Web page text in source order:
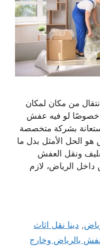
من مكان لمكان
خصوصًا لو فيه عفش
بشركة متخصصة
الحل الأمثل بدل ما
ونقل العفش
الرياض، لازم
, دينا نقل اثاث
بالرياض وخارج